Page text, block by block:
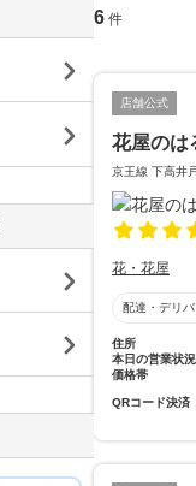
6 件
店舗公式
花屋のは
京王線 下高井
花・花屋
配達・デリ
住所
本日の営業状況
価格帯
QRコード決済